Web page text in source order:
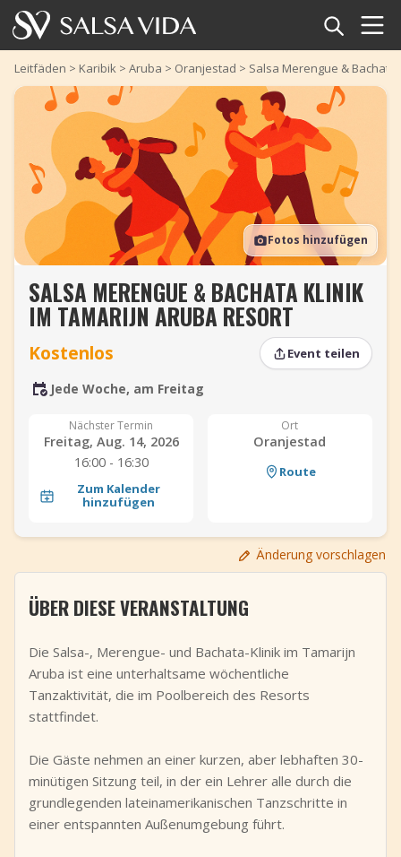
Startseite
Veranstaltungen
Nachrichten
Artikel
Videos
Salsa-Begriffe
TuneTempo
Event hinzufügen
Leitfäden > Karibik > Aruba > Oranjestad > Salsa Merengue &
Fotos hinzufügen
SALSA MERENGUE & BACHATA KLINIK
IM TAMARIJN ARUBA RESORT
Kostenlos Event teilen
Jede Woche, am Freitag
Nächster Termin
Freitag, Aug. 14, 2026
16:00 - 16:30
Zum Kalender
hinzufügen
Ort
Oranjestad
Route
Änderung vorschlagen
ÜBER DIESE VERANSTALTUNG
Die Salsa-, Merengue- und Bachata-Klinik im Tamarijn
Aruba ist eine unterhaltsame wöchentliche
Tanzaktivität, die im Poolbereich des Resorts
stattfindet.
Die Gäste nehmen an einer kurzen, aber lebhaften 30-
minütigen Sitzung teil, in der ein Lehrer alle durch die
grundlegenden lateinamerikanischen Tanzschritte in
einer entspannten Außenumgebung führt.